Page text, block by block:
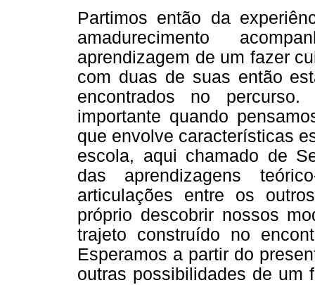
Partimos então da
amadurecimento
aprendizagem de um fazer
com duas de suas então
encontrados no
importante quando
que envolve características
escola, aqui chamado de
das aprendizagens
articulações entre os
próprio descobrir nossos
trajeto construído no
Esperamos a partir do
outras possibilidades de um